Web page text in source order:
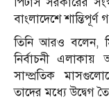
বাংলাদেশে শান্তিপূর্ণ
তিনি আরও বলেন,
নির্বাচনী এলাকায়
সাম্প্রতিক
তাদের মধ্যে উদ্বেগ